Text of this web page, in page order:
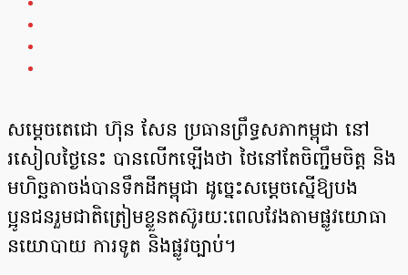
សម្តេចតេជោ ហ៊ុន សែន ប្រធានព្រឹទ្ធសភា​កម្ពុជា នៅ
រសៀលថ្ងៃនេះ បានលើកឡើងថា ថៃនៅ​តែចិញ្ចឹមចិត្ត និង​
មហិច្ឆតាចង់បានទឹកដីកម្ពុជា ដូច្នេះសម្តេចស្នើ​ឱ្យ​បង
ប្អូនជនរួមជាតិត្រៀមខ្លួនតស៊ូរយៈពេលវែងតាមផ្លូវយោធា
នយោបាយ ការទូត និងផ្លូវច្បាប់។